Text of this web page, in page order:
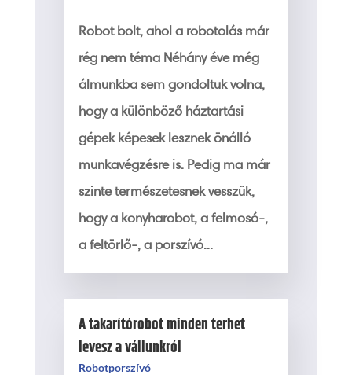
Robot bolt, ahol a robotolás már
rég nem téma Néhány éve még
álmunkba sem gondoltuk volna,
hogy a különböző háztartási
gépek képesek lesznek önálló
munkavégzésre is. Pedig ma már
szinte természetesnek vesszük,
hogy a konyharobot, a felmosó-,
a feltörlő-, a porszívó...
A takarítórobot minden terhet
levesz a vállunkról
Robotporszívó